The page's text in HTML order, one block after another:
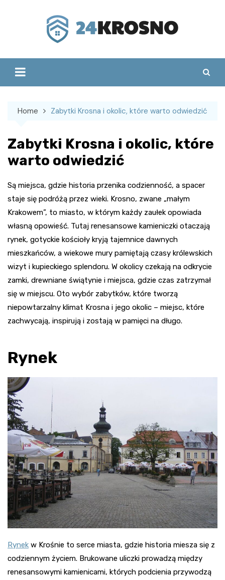
Home Zabytki Krosna i okolic, które warto odwiedzić
Zabytki Krosna i okolic, które
warto odwiedzić
Są miejsca, gdzie historia przenika codzienność, a spacer
staje się podróżą przez wieki. Krosno, zwane „małym
Krakowem”, to miasto, w którym każdy zaułek opowiada
własną opowieść. Tutaj renesansowe kamieniczki otaczają
rynek, gotyckie kościoły kryją tajemnice dawnych
mieszkańców, a wiekowe mury pamiętają czasy królewskich
wizyt i kupieckiego splendoru. W okolicy czekają na odkrycie
zamki, drewniane świątynie i miejsca, gdzie czas zatrzymał
się w miejscu. Oto wybór zabytków, które tworzą
niepowtarzalny klimat Krosna i jego okolic – miejsc, które
zachwycają, inspirują i zostają w pamięci na długo.
Rynek
Rynek w Krośnie to serce miasta, gdzie historia miesza się z
codziennym życiem. Brukowane uliczki prowadzą między
renesansowymi kamienicami, których podcienia przywodzą